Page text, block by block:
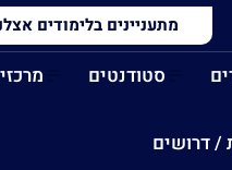
מתעניינים בלימודים
סטודנטים
/ דרושים